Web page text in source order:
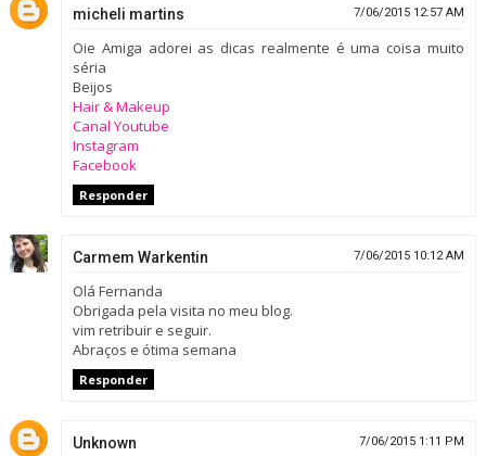
micheli martins 7/06/2015 12:57 AM
Oie Amiga adorei as dicas realmente é uma coisa muito
séria
Beijos
Hair & Makeup
Canal Youtube
Instagram
Facebook
Responder
Carmem Warkentin 7/06/2015 10:12 AM
Olá Fernanda
Obrigada pela visita no meu blog.
vim retribuir e seguir.
Abraços e ótima semana
Responder
Unknown 7/06/2015 1:11 PM